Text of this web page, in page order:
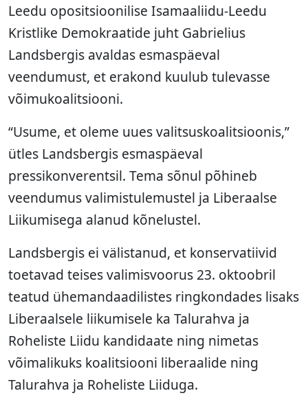
Leedu opositsioonilise Isamaaliidu-Leedu
Kristlike Demokraatide juht Gabrielius
Landsbergis avaldas esmaspäeval
veendumust, et erakond kuulub tulevasse
võimukoalitsiooni.
“Usume, et oleme uues valitsuskoalitsioonis,”
ütles Landsbergis esmaspäeval
pressikonverentsil. Tema sõnul põhineb
veendumus valimistulemustel ja Liberaalse
Liikumisega alanud kõnelustel.
Landsbergis ei välistanud, et konservatiivid
toetavad teises valimisvoorus 23. oktoobril
teatud ühemandaadilistes ringkondades lisaks
Liberaalsele liikumisele ka Talurahva ja
Roheliste Liidu kandidaate ning nimetas
võimalikuks koalitsiooni liberaalide ning
Talurahva ja Roheliste Liiduga.